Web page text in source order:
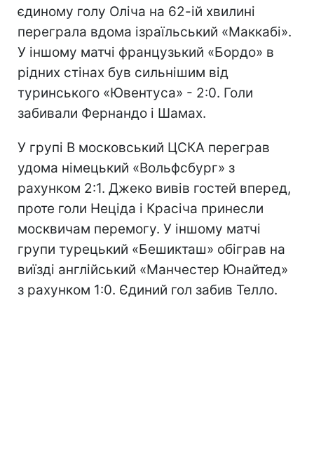
єдиному голу Оліча на 62-ій хвилині
переграла вдома ізраїльський «Маккабі».
У іншому матчі французький «Бордо» в
рідних стінах був сильнішим від
туринського «Ювентуса» - 2:0. Голи
забивали Фернандо і Шамах.
У групі В московський ЦСКА переграв
удома німецький «Вольфсбург» з
рахунком 2:1. Джеко вивів гостей вперед,
проте голи Неціда і Красіча принесли
москвичам перемогу. У іншому матчі
групи турецький «Бешикташ» обіграв на
виїзді англійський «Манчестер Юнайтед»
з рахунком 1:0. Єдиний гол забив Телло.